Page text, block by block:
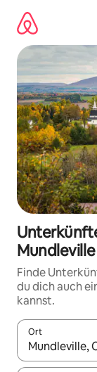
Inhalten
springen
Mundleville
Finde
du dich auch
kannst.
Ort
Wenn